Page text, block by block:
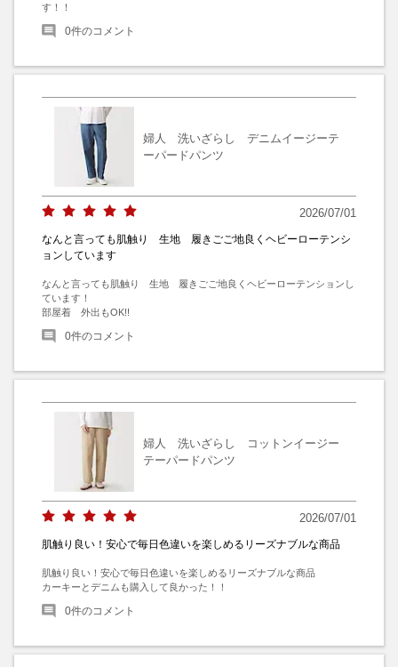
す！！
0件のコメント
婦人 洗いざらし デニムイージーテ
ーパードパンツ
2026/07/01
なんと言っても肌触り 生地 履きごご地良くヘビーローテンシ
ョンしています
なんと言っても肌触り　生地　履きごご地良くヘビーローテンションし
ています！
部屋着　外出もOK!!
0件のコメント
婦人 洗いざらし コットンイージー
テーパードパンツ
2026/07/01
肌触り良い！安心で毎日色違いを楽しめるリーズナブルな商品
肌触り良い！安心で毎日色違いを楽しめるリーズナブルな商品
カーキーとデニムも購入して良かった！！
0件のコメント